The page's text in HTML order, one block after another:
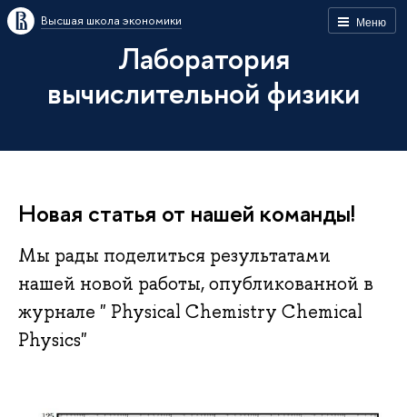
Меню
Высшая школа экономики
Лаборатория
вычислительной физики
Новая статья от нашей команды!
Мы рады поделиться результатами
нашей новой работы, опубликованной в
журнале " Physical Chemistry Chemical
Physics"